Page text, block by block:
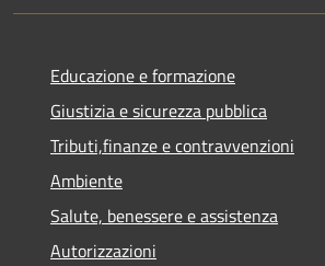
Educazione e formazione
Giustizia e sicurezza pubblica
Tributi,finanze e contravvenzioni
Ambiente
Salute, benessere e assistenza
Autorizzazioni